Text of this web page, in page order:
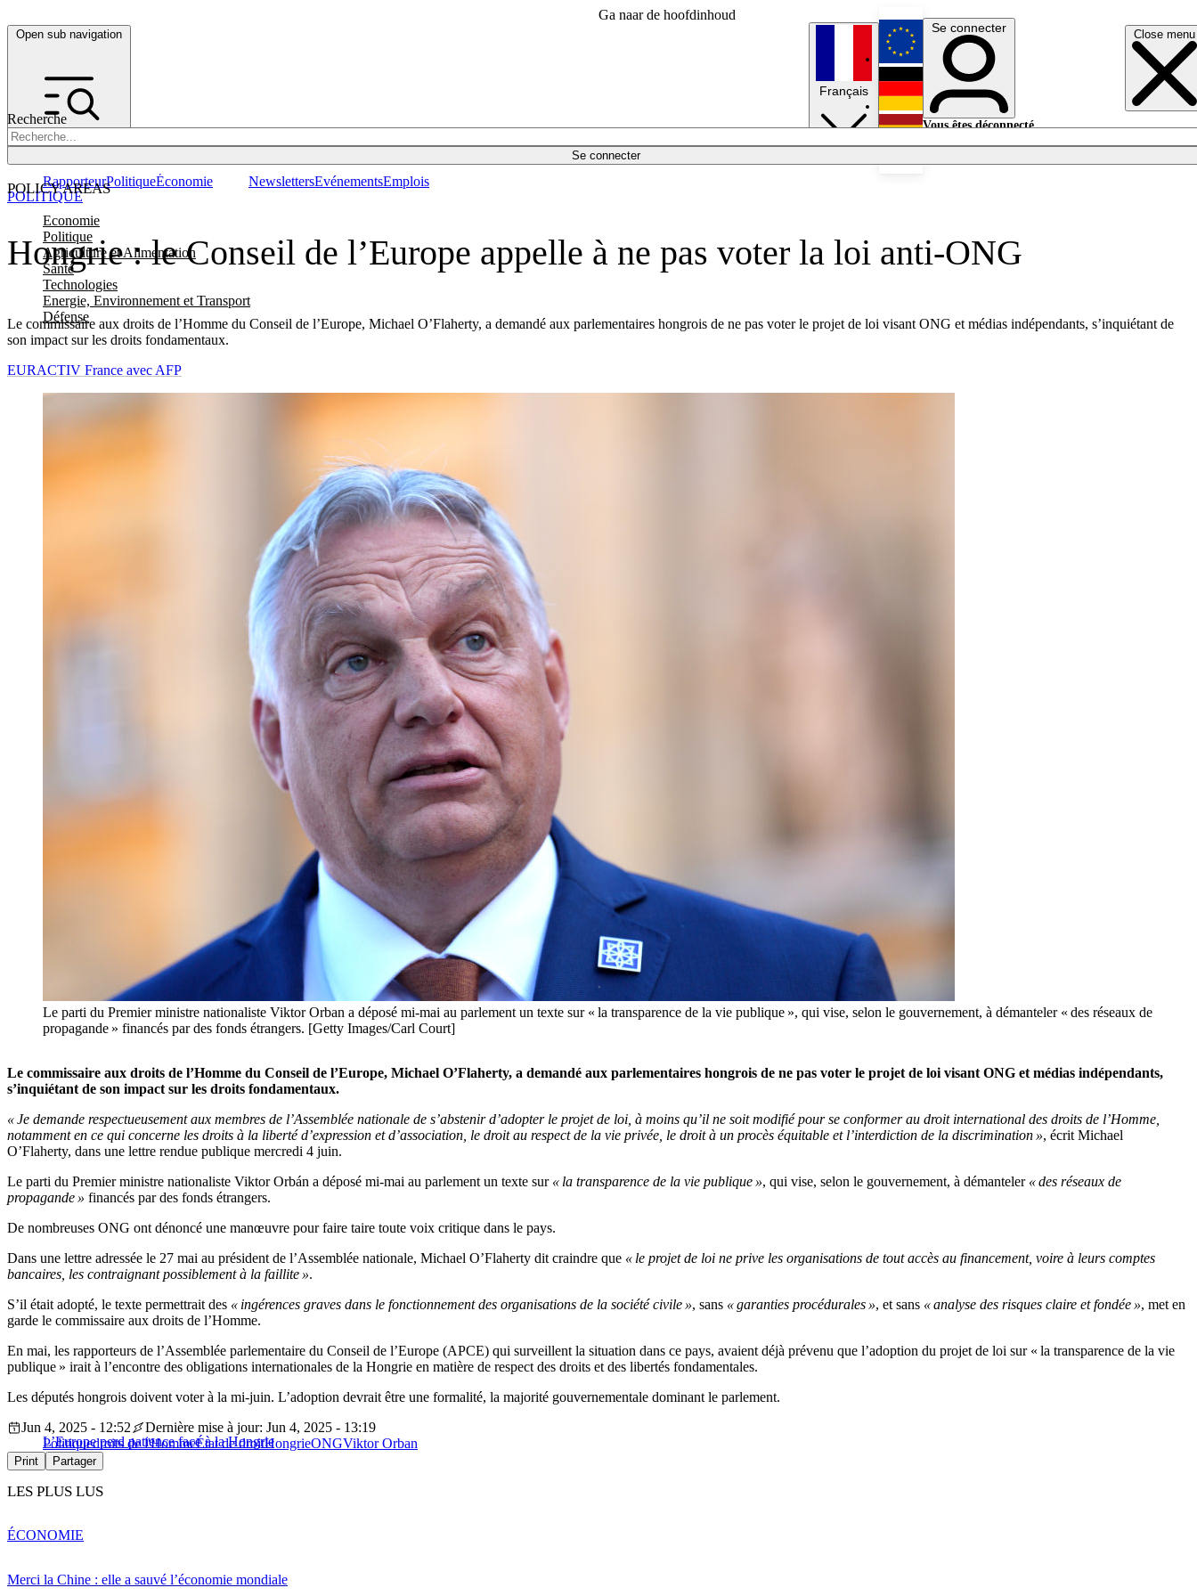
Ga naar de hoofdinhoud
Open sub navigation Close menu
Recherche
Se connecter
POLICY AREAS
Economie
Politique
Agriculture et Alimentation
Santé
Technologies
Energie, Environnement et Transport
Défense
RapporteurPolitiqueÉconomie NewslettersEvénementsEmplois
Français
English
Deutsch
Se connecter
Vous êtes déconnecté.
Hongrie : le Conseil de l’Europe appelle à ne pas voter la loi anti-ONG
Le commissaire aux droits de l’Homme du Conseil de l’Europe, Michael O’Flaherty, a demandé aux parlementaires hongrois de ne pas voter le projet de loi visant ONG et médias indépendants, s’inquiétant de
son impact sur les droits fondamentaux.
POLITIQUE
EURACTIV France avec AFP
Le parti du Premier ministre nationaliste Viktor Orban a déposé mi-mai au parlement un texte sur « la transparence de la vie publique », qui vise, selon le gouvernement, à démanteler « des réseaux de
propagande » financés par des fonds étrangers. [Getty Images/Carl Court]
Le commissaire aux droits de l’Homme du Conseil de l’Europe, Michael O’Flaherty, a demandé aux parlementaires hongrois de ne pas voter le projet de loi visant ONG et médias indépendants,
s’inquiétant de son impact sur les droits fondamentaux.
« Je demande respectueusement aux membres de l’Assemblée nationale de s’abstenir d’adopter le projet de loi, à moins qu’il ne soit modifié pour se conformer au droit international des droits de l’Homme,
notamment en ce qui concerne les droits à la liberté d’expression et d’association, le droit au respect de la vie privée, le droit à un procès équitable et l’interdiction de la discrimination », écrit Michael
O’Flaherty, dans une lettre rendue publique mercredi 4 juin.
Le parti du Premier ministre nationaliste Viktor Orbán a déposé mi-mai au parlement un texte sur « la transparence de la vie publique », qui vise, selon le gouvernement, à démanteler « des réseaux de
propagande » financés par des fonds étrangers.
De nombreuses ONG ont dénoncé une manœuvre pour faire taire toute voix critique dans le pays.
Dans une lettre adressée le 27 mai au président de l’Assemblée nationale, Michael O’Flaherty dit craindre que « le projet de loi ne prive les organisations de tout accès au financement, voire à leurs comptes
bancaires, les contraignant possiblement à la faillite ».
S’il était adopté, le texte permettrait des « ingérences graves dans le fonctionnement des organisations de la société civile », sans « garanties procédurales », et sans « analyse des risques claire et fondée », met en
garde le commissaire aux droits de l’Homme.
En mai, les rapporteurs de l’Assemblée parlementaire du Conseil de l’Europe (APCE) qui surveillent la situation dans ce pays, avaient déjà prévenu que l’adoption du projet de loi sur « la transparence de la vie
publique » irait à l’encontre des obligations internationales de la Hongrie en matière de respect des droits et des libertés fondamentales.
Les députés hongrois doivent voter à la mi-juin. L’adoption devrait être une formalité, la majorité gouvernementale dominant le parlement.
L’Europe perd patience face à la Hongrie
Jun 4, 2025 - 12:52
Dernière mise à jour: Jun 4, 2025 - 13:19
Politiquedroits de l'HommeÉtat de droitHongrieONGViktor Orban
Print Partager
LES PLUS LUS
Merci la Chine : elle a sauvé l’économie mondiale
ÉCONOMIE